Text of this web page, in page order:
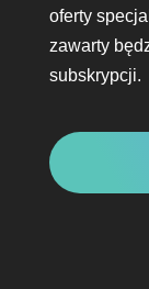
kontakcie
oferty
zawarty
subskrypcji.